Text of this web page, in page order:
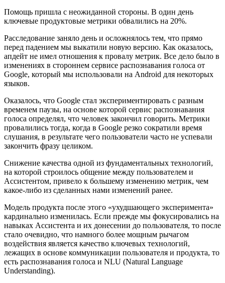
Помощь пришла с неожиданной стороны. В один день
ключевые продуктовые метрики обвалились на 20%.
Расследование заняло день и осложнялось тем, что прямо
перед падением мы выкатили новую версию. Как оказалось,
апдейт не имел отношения к провалу метрик. Все дело было в
изменениях в стороннем сервисе распознавания голоса от
Google, который мы использовали на Android для некоторых
языков.
Оказалось, что Google стал экспериментировать с разным
временем паузы, на основе которой сервис распознавания
голоса определял, что человек закончил говорить. Метрики
провалились тогда, когда в Google резко сократили время
слушания, в результате чего пользователи часто не успевали
закончить фразу целиком.
Снижение качества одной из фундаментальных технологий,
на которой строилось общение между пользователем и
Ассистентом, привело к большему изменению метрик, чем
какое-либо из сделанных нами изменений ранее.
Модель продукта после этого «ухудшающего эксперимента»
кардинально изменилась. Если прежде мы фокусировались на
навыках Ассистента и их донесении до пользователя, то после
стало очевидно, что намного более мощным рычагом
воздействия является качество ключевых технологий,
лежащих в основе коммуникации пользователя и продукта, то
есть распознавания голоса и NLU (Natural Language
Understanding).